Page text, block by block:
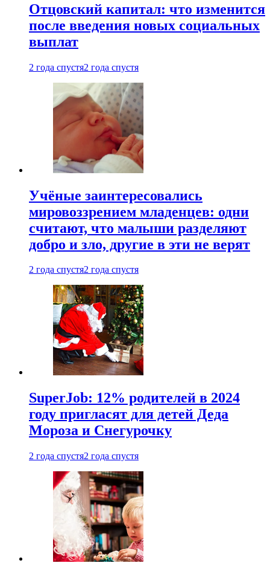
Отцовский капитал: что изменится
после введения новых социальных
выплат
2 года спустя2 года спустя
Учёные заинтересовались
мировоззрением младенцев: одни
считают, что малыши разделяют
добро и зло, другие в эти не верят
2 года спустя2 года спустя
SuperJob: 12% родителей в 2024
году пригласят для детей Деда
Мороза и Снегурочку
2 года спустя2 года спустя